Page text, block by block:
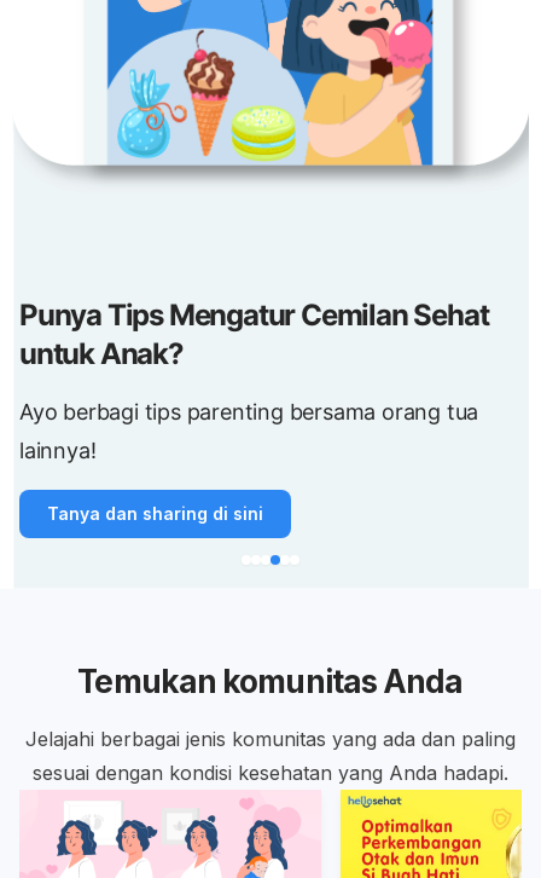
Punya Tips Mengatur Cemilan Sehat
untuk Anak?
Ayo berbagi tips parenting bersama orang tua
lainnya!
Tanya dan sharing di sini
Temukan komunitas Anda
Jelajahi berbagai jenis komunitas yang ada dan paling
sesuai dengan kondisi kesehatan yang Anda hadapi.